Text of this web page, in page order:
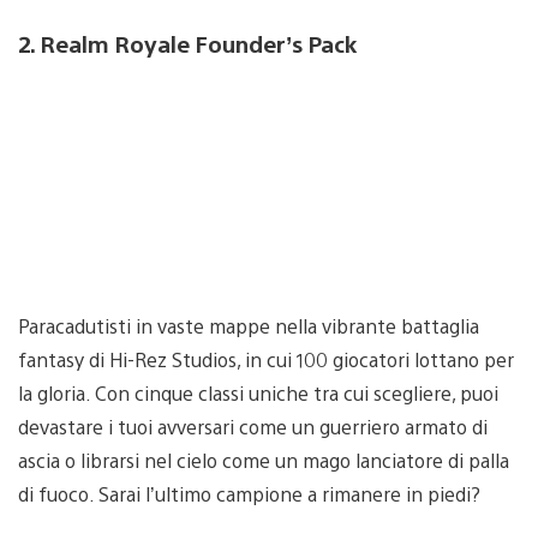
2. Realm Royale Founder’s Pack
Paracadutisti in vaste mappe nella vibrante battaglia
fantasy di Hi-Rez Studios, in cui 100 giocatori lottano per
la gloria. Con cinque classi uniche tra cui scegliere, puoi
devastare i tuoi avversari come un guerriero armato di
ascia o librarsi nel cielo come un mago lanciatore di palla
di fuoco. Sarai l’ultimo campione a rimanere in piedi?